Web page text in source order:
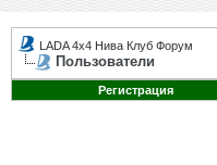
LADA 4x4 Нива Клуб Форум
Пользователи
Регистрация